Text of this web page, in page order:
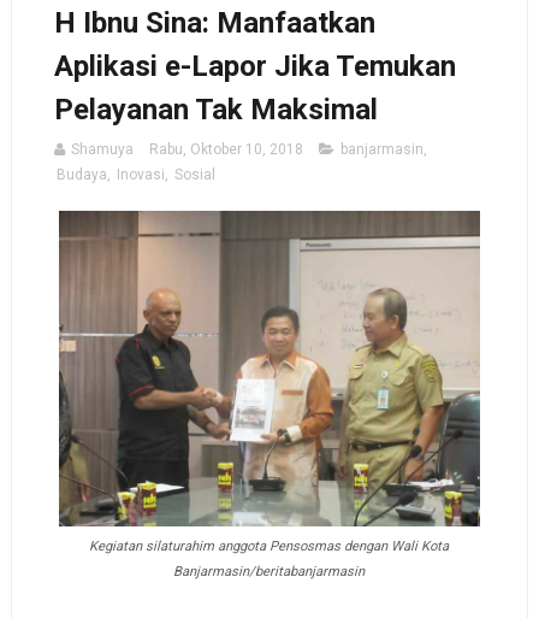
H Ibnu Sina: Manfaatkan
Aplikasi e-Lapor Jika Temukan
Pelayanan Tak Maksimal
Shamuya Rabu, Oktober 10, 2018 banjarmasin,
Budaya, Inovasi, Sosial
Kegiatan silaturahim anggota Pensosmas dengan Wali Kota
Banjarmasin/beritabanjarmasin